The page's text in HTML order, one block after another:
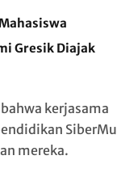
Gresik Diajak
kerjasama
SiberMu
mereka.